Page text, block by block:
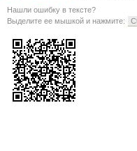
Нашли ошибку в тексте?
Выделите ее мышкой и нажмите: